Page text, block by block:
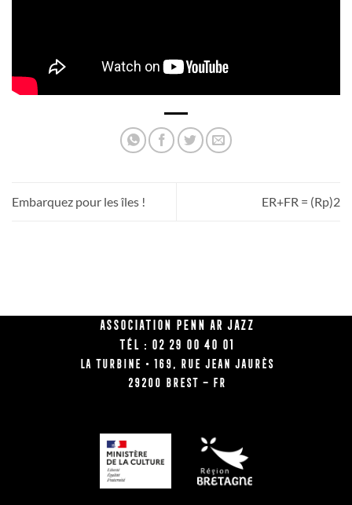
Embarquez pour les îles ! ER+FR = (Rp)2
Association Penn Ar Jazz
Tél : 02 29 00 40 01
La Turbine • 169, rue Jean Jaurès
29200 BREST – FR